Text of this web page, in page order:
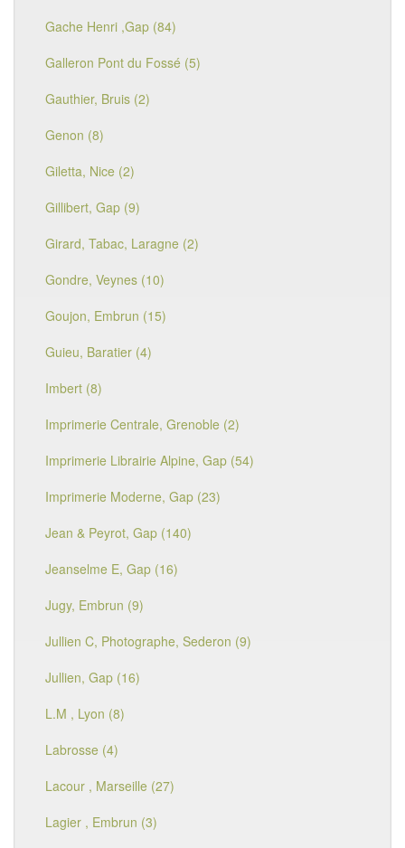
Gache Henri ,Gap (84)
Galleron Pont du Fossé (5)
Gauthier, Bruis (2)
Genon (8)
Giletta, Nice (2)
Gillibert, Gap (9)
Girard, Tabac, Laragne (2)
Gondre, Veynes (10)
Goujon, Embrun (15)
Guieu, Baratier (4)
Imbert (8)
Imprimerie Centrale, Grenoble (2)
Imprimerie Librairie Alpine, Gap (54)
Imprimerie Moderne, Gap (23)
Jean & Peyrot, Gap (140)
Jeanselme E, Gap (16)
Jugy, Embrun (9)
Jullien C, Photographe, Sederon (9)
Jullien, Gap (16)
L.M , Lyon (8)
Labrosse (4)
Lacour , Marseille (27)
Lagier , Embrun (3)